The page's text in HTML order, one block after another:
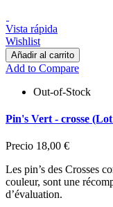
Vista rápida
Wishlist
Añadir al carrito
Add to Compare
Out-of-Stock
Pin's Vert - crosse
Precio 18,00 €
Les pin’s des Crosses
couleur, sont une
d’évaluation.